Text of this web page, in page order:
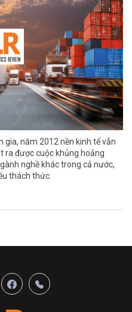
gia, năm 2012 nền kinh tế vẫn
ra được cuộc khủng hoảng
nghề khác trong cả nước,
thách thức.